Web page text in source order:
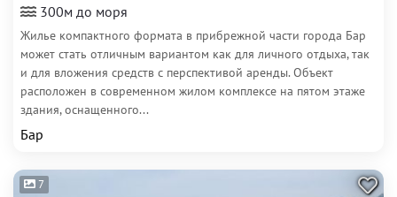
300м до моря
Жилье компактного формата в прибрежной части города Бар
может стать отличным вариантом как для личного отдыха, так
и для вложения средств с перспективой аренды. Объект
расположен в современном жилом комплексе на пятом этаже
здания, оснащенного...
Бар
7